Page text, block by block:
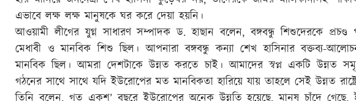
এভাবে লক্ষ লক্ষ মানুষকে ঘর করে দেয়া হয়নি।
আওয়ামী লীগের যুগ্ন সাধারণ সম্পাদক ড. হাছান বলেন, বঙ্গবন্ধু শিশুদেরকে
মেধাবী ও মানবিক শিশু ছিল। আপনারা বঙ্গবন্ধু কন্যা শেখ হাসিনার বক্তব্য-
মানবিক ছিল। আমরা দেশটাকে উন্নত করতে চাই। আমাদের স্বপ্ন একটি উন্নত সমৃদ্ধ
গঠনের সাথে সাথে যদি ইউরোপের মত মানবিকতা হারিয়ে যায় তাহলে সেই উন্নত